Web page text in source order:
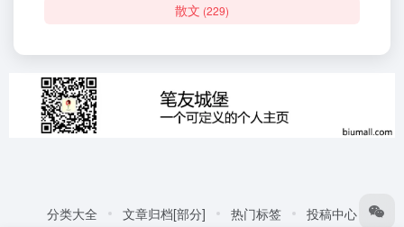
散文 (229)
分类大全 文章归档[部分] 热门标签 投稿中心